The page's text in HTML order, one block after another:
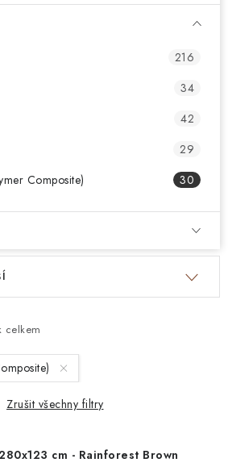
216
34
42
29
Composite)
30
celkem
Zrušit všechny filtry
cm - Rainforest Brown